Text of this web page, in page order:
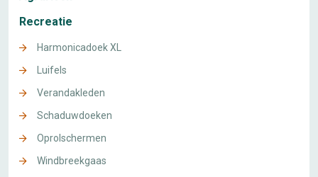
Recreatie
Harmonicadoek XL
Luifels
Verandakleden
Schaduwdoeken
Oprolschermen
Windbreekgaas